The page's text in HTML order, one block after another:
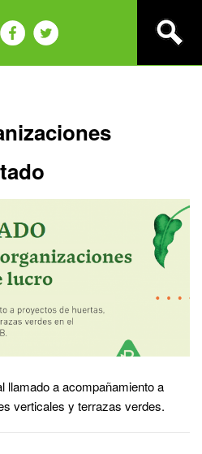
llamado a acompañamiento a
verticales y terrazas verdes.